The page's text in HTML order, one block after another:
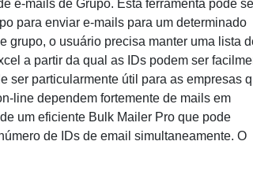
e-mails de Grupo. Esta ferramenta pode
para enviar e-mails para um determinado
grupo, o usuário precisa manter uma lista
a partir da qual as IDs podem ser
ser particularmente útil para as empresas
line dependem fortemente de mails em
um eficiente Bulk Mailer Pro que pode
de IDs de email simultaneamente. O